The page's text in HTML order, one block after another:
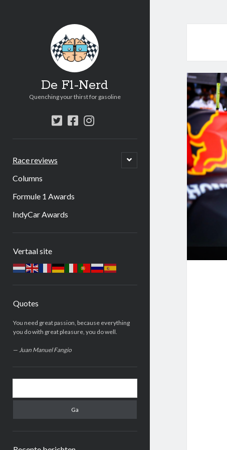
De F1-Nerd
Quenching your thirst for gasoline
twitterfacebook
instagram
Race reviews
open
submenu
Columns
Formule 1 Awards
IndyCar Awards
Vertaal site
Quotes
You need great passion, because everything
you do with great pleasure, you do well.
— Juan Manuel Fangio